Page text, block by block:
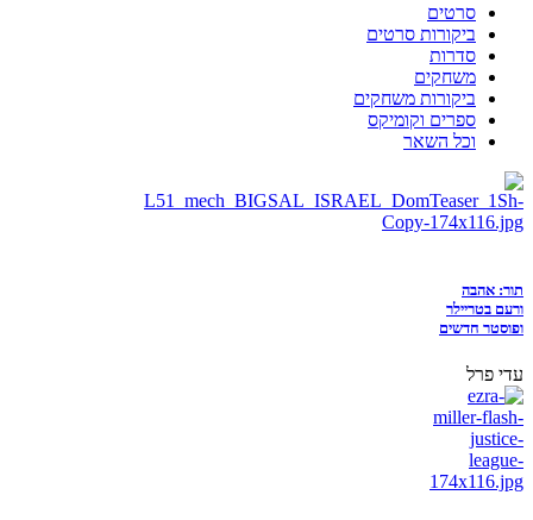
סרטים
ביקורות סרטים
סדרות
משחקים
ביקורות משחקים
ספרים וקומיקס
וכל השאר
תור: אהבה
ורעם בטריילר
ופוסטר חדשים
עדי פרל